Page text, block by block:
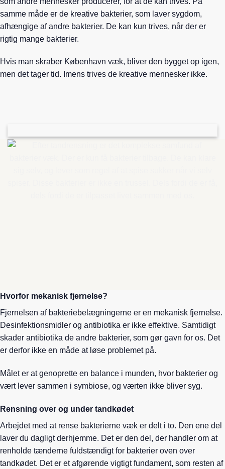
samme måde er de kreative bakterier, som laver sygdom,
afhængige af andre bakterier. De kan kun trives, når der er
rigtig mange bakterier.
Hvis man skraber København væk, bliver den bygget op igen,
men det tager tid. Imens trives de kreative mennesker ikke.
Bakterierne danner et komplekst samfund. Her er den ene
Hvorfor mekanisk fjernelse?
Fjernelsen af bakteriebelægningerne er en mekanisk fjernelse.
Desinfektionsmidler og antibiotika er ikke effektive. Samtidigt
skader antibiotika de andre bakterier, som gør gavn for os. Det
er derfor ikke en måde at løse problemet på.
Målet er at genoprette en balance i munden, hvor bakterier og
vært lever sammen i symbiose, og værten ikke bliver syg.
Rensning over og under tandkødet
Arbejdet med at rense bakterierne væk er delt i to. Den ene del
laver du dagligt derhjemme. Det er den del, der handler om at
renholde tænderne fuldstændigt for bakterier oven over
tandkødet. Det er et afgørende vigtigt fundament, som resten af